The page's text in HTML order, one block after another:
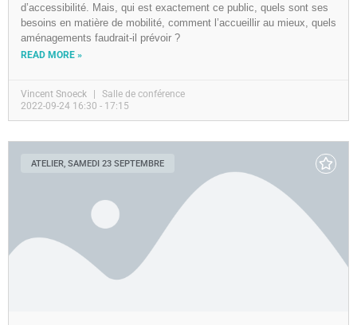
d’accessibilité. Mais, qui est exactement ce public, quels sont ses
besoins en matière de mobilité, comment l’accueillir au mieux, quels
aménagements faudrait-il prévoir ?
READ MORE »
Vincent Snoeck
Salle de conférence
2022-09-24 16:30 - 17:15
ATELIER, SAMEDI 23 SEPTEMBRE